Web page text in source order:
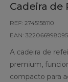
Cadeira de
REF: 2745158110
EAN:
A cadeira de
premium,
compacto para